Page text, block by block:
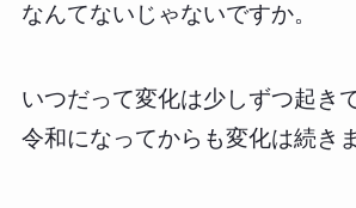
なんてないじゃないですか。
いつだって変化は少しずつ起き
令和になってからも変化は続きま